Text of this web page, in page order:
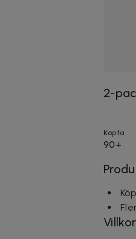
2-
Köpta
90+
Villkor